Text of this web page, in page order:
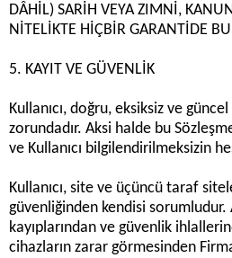
DÂHİL) SARİH VEYA ZIMNİ,
NİTELİKTE HİÇBİR GARANTİDE
5. KAYIT VE GÜVENLİK
Kullanıcı, doğru, eksiksiz ve
zorundadır. Aksi halde bu
ve Kullanıcı bilgilendirilmeksizin
Kullanıcı, site ve üçüncü taraf
güvenliğinden kendisi
kayıplarından ve güvenlik
cihazların zarar görmesinden